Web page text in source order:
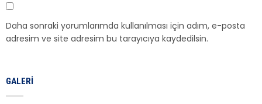
Daha sonraki yorumlarımda kullanılması için adım, e-posta
adresim ve site adresim bu tarayıcıya kaydedilsin.
GALERI